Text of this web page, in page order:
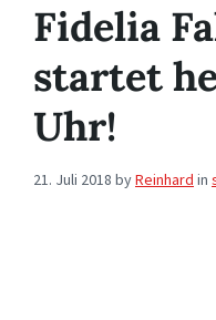
Fidelia
startet
Uhr!
21. Juli 2018 byReinhard in